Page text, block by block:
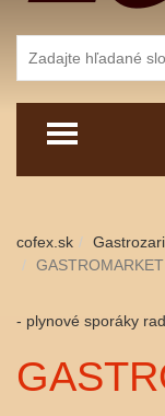
cofex.sk
- plynové sporáky